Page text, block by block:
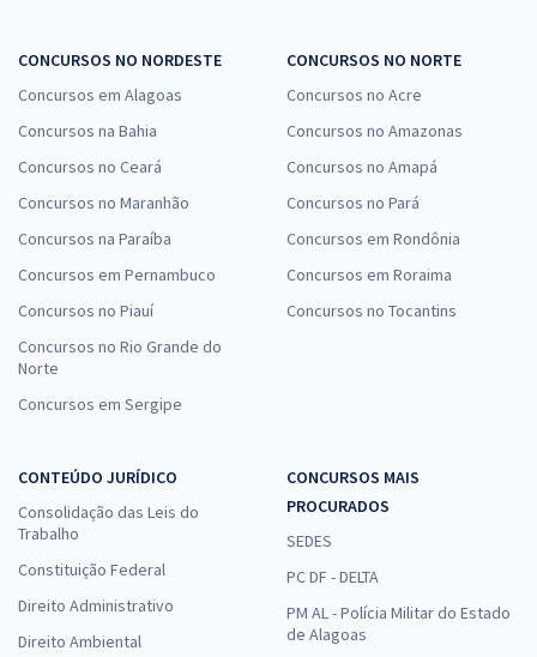
CONCURSOS NO NORDESTE
Concursos em Alagoas
Concursos na Bahia
Concursos no Ceará
Concursos no Maranhão
Concursos na Paraíba
Concursos em Pernambuco
Concursos no Piauí
Concursos no Rio Grande do
Norte
Concursos em Sergipe
CONCURSOS NO NORTE
Concursos no Acre
Concursos no Amazonas
Concursos no Amapá
Concursos no Pará
Concursos em Rondônia
Concursos em Roraima
Concursos no Tocantins
CONTEÚDO JURÍDICO
Consolidação das Leis do
Trabalho
Constituição Federal
Direito Administrativo
Direito Ambiental
CONCURSOS MAIS
PROCURADOS
SEDES
PC DF - DELTA
PM AL - Polícia Militar do Estado
de Alagoas